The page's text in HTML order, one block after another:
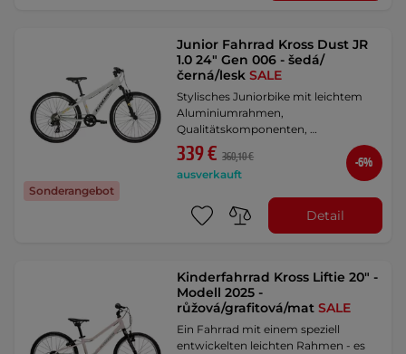
Sonderangebot
Junior Fahrrad Kross Dust JR
1.0 24" Gen 006 - šedá/
černá/leskSALE
Stylisches Juniorbike mit leichtem
Aluminiumrahmen,
Qualitätskomponenten, …
339 € 360,10 €
ausverkauft
-6%
Detail
Kinderfahrrad Kross Liftie 20" -
Modell 2025 -
růžová/grafitová/matSALE
Ein Fahrrad mit einem speziell
entwickelten leichten Rahmen - es